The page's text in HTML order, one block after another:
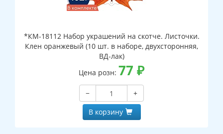
*КМ-18112 Набор украшений на скотче. Листочки.
Клен оранжевый (10 шт. в наборе, двухсторонняя,
ВД-лак)
Цена розн: 77 ₽
−
+
В корзину